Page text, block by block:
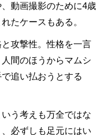
動画撮影のために4歳
たケースもある。
攻撃性。性格を一言
間のほうからマムシ
追い払おうとする
う考えも万全ではな
必ずしも足元にはい